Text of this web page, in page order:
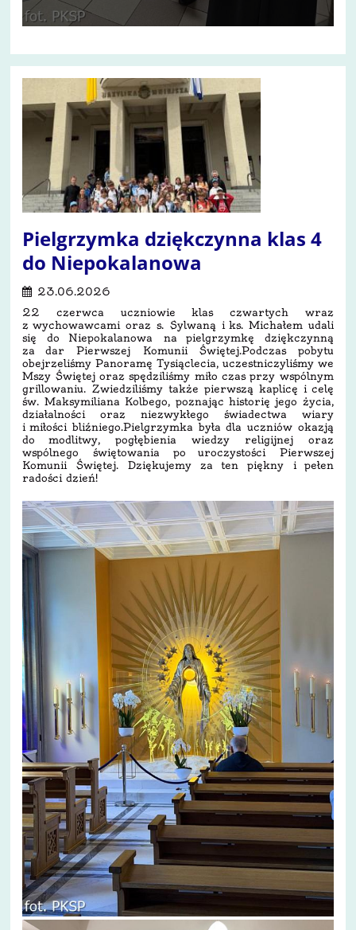
Pielgrzymka dziękczynna klas 4
do Niepokalanowa
23.06.2026
22 czerwca uczniowie klas czwartych wraz
z wychowawcami oraz s. Sylwaną i ks. Michałem udali
się do Niepokalanowa na pielgrzymkę dziękczynną
za dar Pierwszej Komunii Świętej.Podczas pobytu
obejrzeliśmy Panoramę Tysiąclecia, uczestniczyliśmy we
Mszy Świętej oraz spędziliśmy miło czas przy wspólnym
grillowaniu. Zwiedziliśmy także pierwszą kaplicę i celę
św. Maksymiliana Kolbego, poznając historię jego życia,
działalności oraz niezwykłego świadectwa wiary
i miłości bliźniego.Pielgrzymka była dla uczniów okazją
do modlitwy, pogłębienia wiedzy religijnej oraz
wspólnego świętowania po uroczystości Pierwszej
Komunii Świętej. Dziękujemy za ten piękny i pełen
radości dzień!